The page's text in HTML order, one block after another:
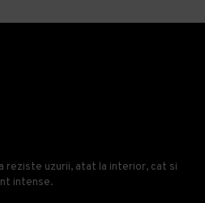
reziste uzurii, atat la interior, cat si
intense.